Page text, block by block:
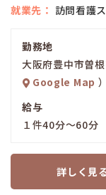
就業先 訪問看護
勤務地
大阪府豊中市曽
Google Map ）
給与
１件40分～60
詳しく見